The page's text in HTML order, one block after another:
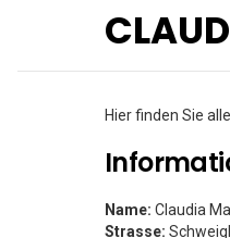
Hier finden Sie
Name: Claudia
Strasse: